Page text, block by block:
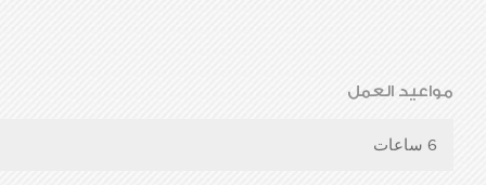
مواعيد العمل